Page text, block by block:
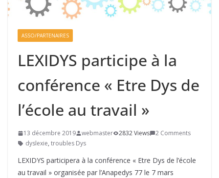
ASSO/PARTENAIRES
LEXIDYS participe à la
conférence « Etre Dys de
l’école au travail »
13 décembre 2019 webmaster 2832 Views
2 Comments
dyslexie, troubles Dys
LEXIDYS participera à la conférence « Etre Dys de l’école
au travail » organisée par l’Anapedys 77 le 7 mars